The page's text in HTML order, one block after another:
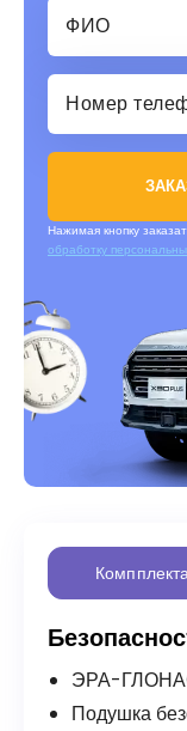
Нажимая кнопку
обработку
ЭРА-
Подушка